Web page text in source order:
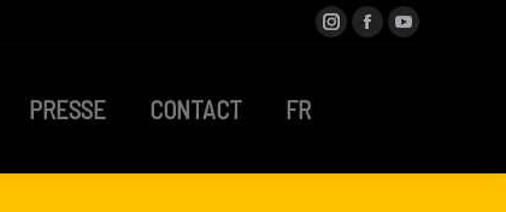
Instagram
FacebookYouTube
PRESSE CONTACT FR